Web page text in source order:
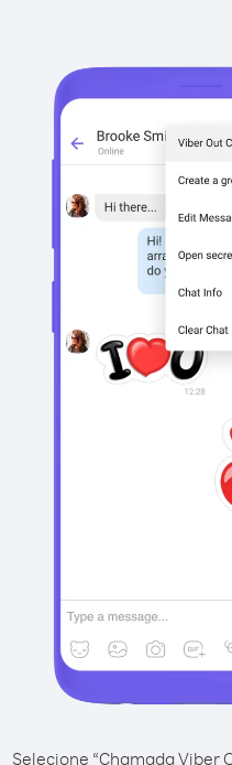
Selecione “Chamada Viber